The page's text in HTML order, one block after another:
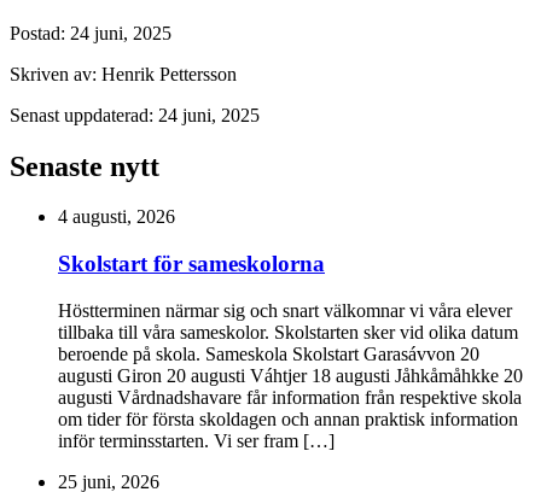
Postad: 24 juni, 2025
Skriven av: Henrik Pettersson
Senast uppdaterad: 24 juni, 2025
Senaste nytt
4 augusti, 2026
Skolstart för sameskolorna
Höstterminen närmar sig och snart välkomnar vi våra elever
tillbaka till våra sameskolor. Skolstarten sker vid olika datum
beroende på skola. Sameskola Skolstart Garasávvon 20
augusti Giron 20 augusti Váhtjer 18 augusti Jåhkåmåhkke 20
augusti Vårdnadshavare får information från respektive skola
om tider för första skoldagen och annan praktisk information
inför terminsstarten. Vi ser fram […]
25 juni, 2026